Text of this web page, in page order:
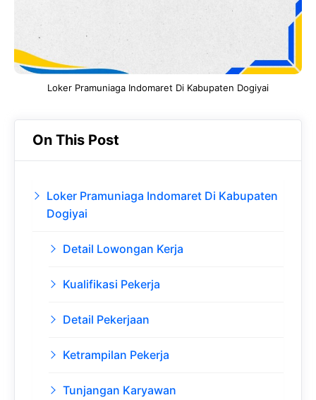
Loker Pramuniaga Indomaret Di Kabupaten Dogiyai
On This Post
Loker Pramuniaga Indomaret Di Kabupaten
Dogiyai
Detail Lowongan Kerja
Kualifikasi Pekerja
Detail Pekerjaan
Ketrampilan Pekerja
Tunjangan Karyawan